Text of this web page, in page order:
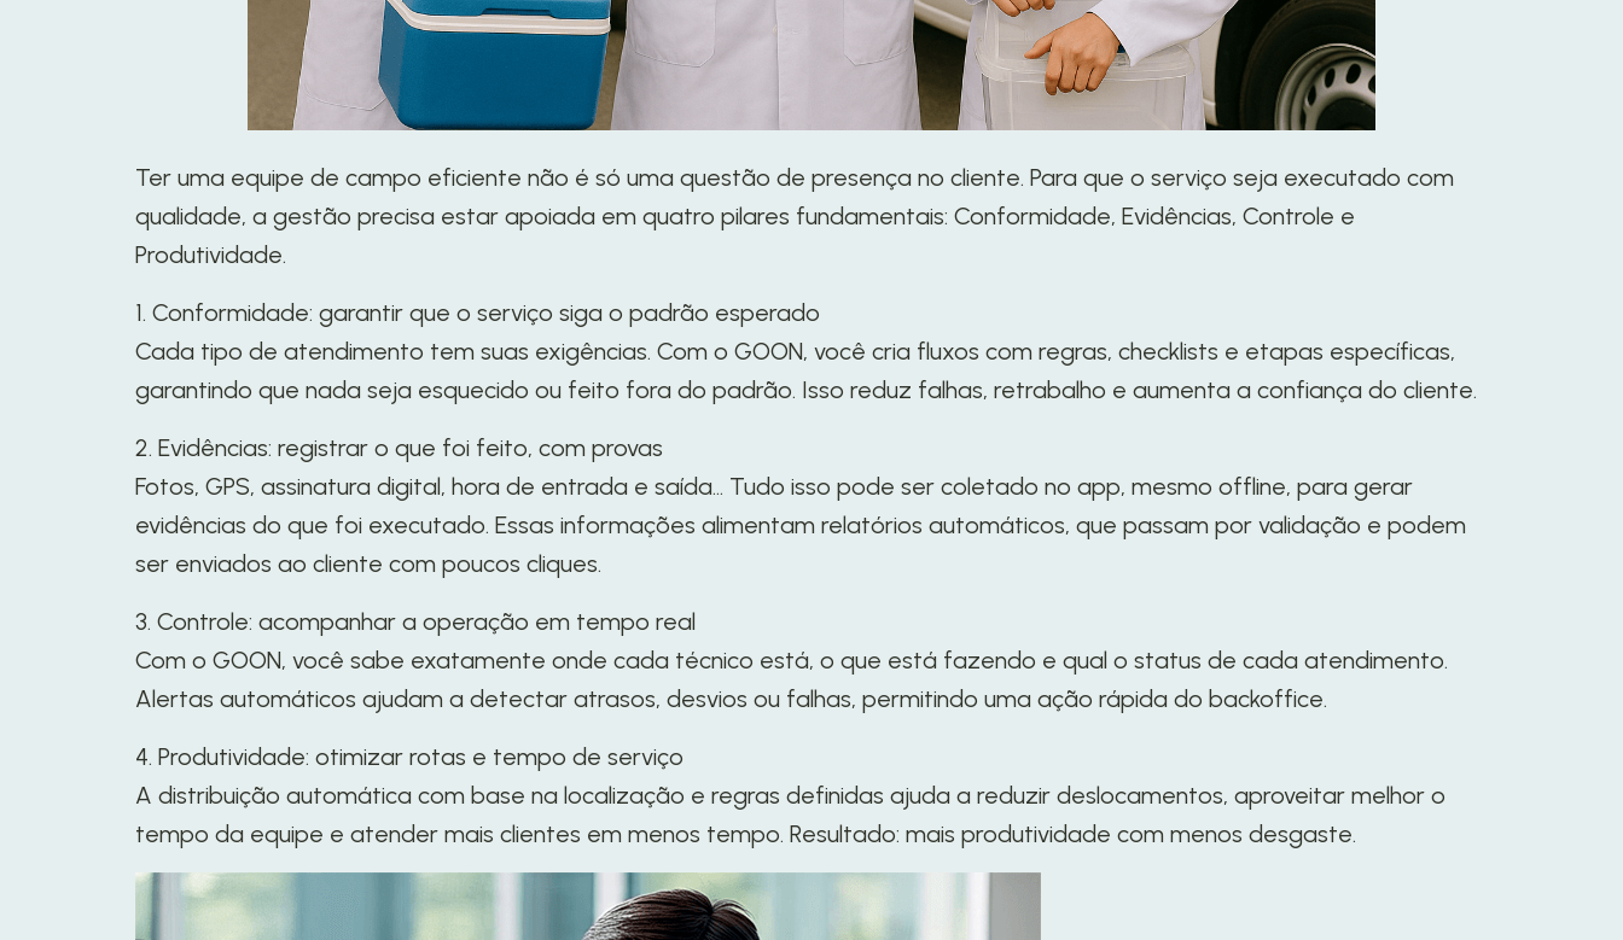
Ter uma equipe de campo eficiente não é só uma questão de presença no cliente. Para que o serviço seja executado com
qualidade, a gestão precisa estar apoiada em quatro pilares fundamentais: Conformidade, Evidências, Controle e
Produtividade.
1. Conformidade: garantir que o serviço siga o padrão esperado
Cada tipo de atendimento tem suas exigências. Com o GOON, você cria fluxos com regras, checklists e etapas específicas,
garantindo que nada seja esquecido ou feito fora do padrão. Isso reduz falhas, retrabalho e aumenta a confiança do cliente.
2. Evidências: registrar o que foi feito, com provas
Fotos, GPS, assinatura digital, hora de entrada e saída… Tudo isso pode ser coletado no app, mesmo offline, para gerar
evidências do que foi executado. Essas informações alimentam relatórios automáticos, que passam por validação e podem
ser enviados ao cliente com poucos cliques.
3. Controle: acompanhar a operação em tempo real
Com o GOON, você sabe exatamente onde cada técnico está, o que está fazendo e qual o status de cada atendimento.
Alertas automáticos ajudam a detectar atrasos, desvios ou falhas, permitindo uma ação rápida do backoffice.
4. Produtividade: otimizar rotas e tempo de serviço
A distribuição automática com base na localização e regras definidas ajuda a reduzir deslocamentos, aproveitar melhor o
tempo da equipe e atender mais clientes em menos tempo. Resultado: mais produtividade com menos desgaste.